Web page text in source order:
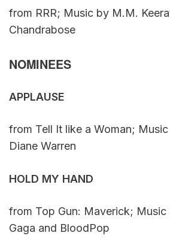
from RRR; Music by M.M.
Chandrabose
NOMINEES
APPLAUSE
from Tell It like a Woman;
Diane Warren
HOLD MY HAND
from Top Gun: Maverick;
Gaga and BloodPop